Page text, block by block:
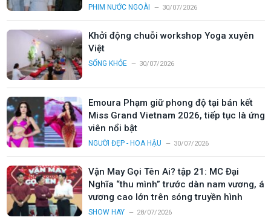
PHIM NƯỚC NGOÀI 30/07/2026
Khởi động chuỗi workshop Yoga xuyên
Việt
SỐNG KHỎE 30/07/2026
Emoura Phạm giữ phong độ tại bán kết
Miss Grand Vietnam 2026, tiếp tục là ứng
viên nổi bật
NGƯỜI ĐẸP - HOA HẬU 30/07/2026
Vận May Gọi Tên Ai? tập 21: MC Đại
Nghĩa “thu mình” trước dàn nam vương, á
vương cao lớn trên sóng truyền hình
SHOW HAY 28/07/2026